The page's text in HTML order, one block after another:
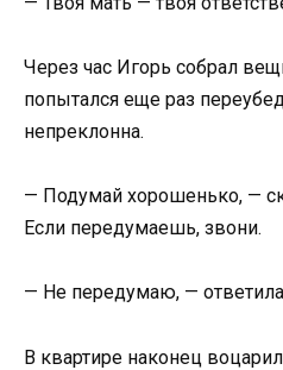
Через час Игорь собрал
попытался еще раз
непреклонна.
— Подумай хорошенько, —
Если передумаешь, звони.
— Не передумаю, —
В квартире наконец